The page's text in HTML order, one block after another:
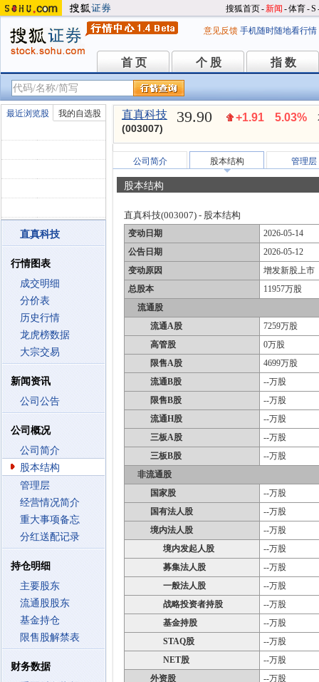
搜狐首页-新闻 -体育-S
意见反馈 手机随时随地看行情
首 页
首 页 个 股
个 股 指 数
指 数
最近浏览股 我的自选股
直真科技
行情图表
成交明细
分价表
历史行情
龙虎榜数据
大宗交易
新闻资讯
公司公告
公司概况
公司简介
股本结构
管理层
经营情况简介
重大事项备忘
分红送配记录
持仓明细
主要股东
流通股股东
基金持仓
限售股解禁表
财务数据
直真科技
(003007)
39.90 +1.91 5.03%
公司简介 股本结构 管理层
股本结构
直真科技(003007) - 股本结构
变动日期
2026-05-14
公告日期
2026-05-12
变动原因
增发新股上市
总股本
11957万股
流通股
流通A股
7259万股
高管股
0万股
限售A股
4699万股
流通B股
--万股
限售B股
--万股
流通H股
--万股
三板A股
--万股
三板B股
--万股
非流通股
国家股
--万股
国有法人股
--万股
境内法人股
--万股
境内发起人股
--万股
募集法人股
--万股
一般法人股
--万股
战略投资者持股
--万股
基金持股
--万股
STAQ股
--万股
NET股
--万股
外资股
--万股